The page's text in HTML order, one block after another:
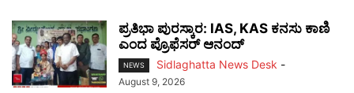
ಪ್ರತಿಭಾ ಪುರಸ್ಕಾರ: IAS, KAS ಕನಸು ಕಾಣಿ
ಎಂದ ಪ್ರೊಫೆಸರ್ ಆನಂದ್
NEWS Sidlaghatta News Desk -
August 9, 2026